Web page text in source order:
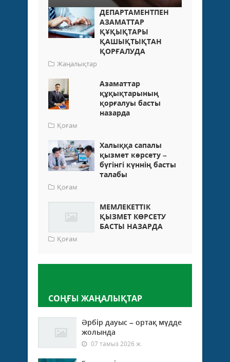
ДЕПАРТАМЕНТПЕН
АЗАМАТТАР
ҚҰҚЫҚТАРЫ
ҚАШЫҚТЫҚТАН
ҚОРҒАЛУДА
Жаңалықтар
Азаматтар
құқықтарының
қорғалуы басты
назарда
Қоғам
Халыққа сапалы
қызмет көрсету –
бүгінгі күннің басты
талабы
Қоғам
МЕМЛЕКЕТТІК
ҚЫЗМЕТ КӨРСЕТУ
БАСТЫ НАЗАРДА
Қоғам
СОҢҒЫ ЖАҢАЛЫҚТАР
Әрбір дауыс – ортақ мүдде
жолында
07 тамыз 2026 ж.